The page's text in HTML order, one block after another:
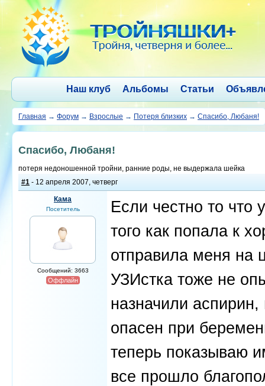
Наш клуб Альбомы Статьи
Главная → Форум → Взрослые → Потеря близких → Спасибо, Любаня!
Спасибо, Любаня!
потеря недоношенной тройни, ранние роды, не выдержала шейка
#1 - 12 апреля 2007, четверг
Кама
Посетитель
Сообщений: 3663
Оффлайн
Если честно то что
того как попала к
отправила меня на
УЗИстка тоже не
назначили
опасен при
теперь показываю
все прошло